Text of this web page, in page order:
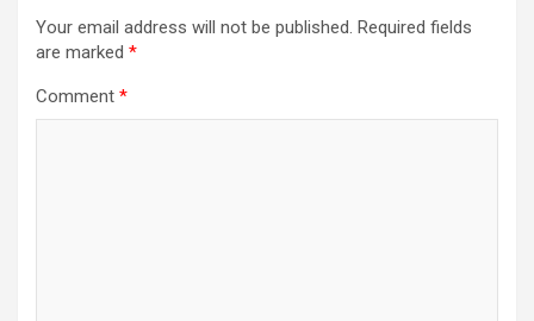
Your email address will not be published. Required fields
are marked *
Comment *